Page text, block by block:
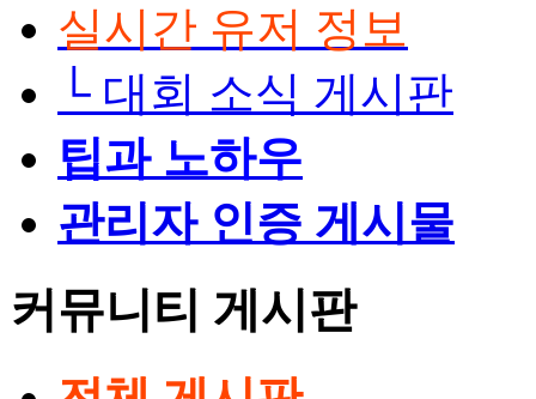
실시간 유저 정보
└ 대회 소식 게시판
팁과 노하우
관리자 인증 게시물
커뮤니티 게시판